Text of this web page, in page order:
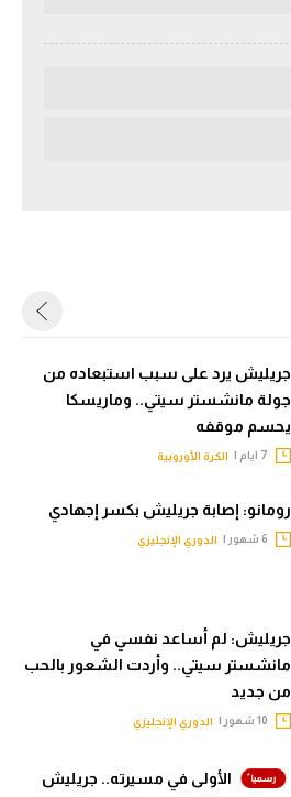
جريليش يرد على سبب استبعاده من
جولة مانشستر سيتي.. وماريسكا
يحسم موقفه
الكرة الأوروبية
رومانو: إصابة جريليش بكسر إجهادي
الدوري الإنجليزي
جريليش: لم أساعد نفسي في
مانشستر سيتي.. وأردت الشعور بالحب
من جديد
الدوري الإنجليزي
الأولى في مسيرته.. جريليش